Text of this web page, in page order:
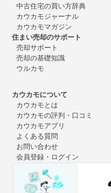
中古住宅の買い方辞典
カウカモジャーナル
カウカモマガジン
住まい売却のサポート
売却サポート
売却の基礎知識
ウルカモ
カウカモについて
カウカモとは
カウカモの評判・口コミ
カウカモアプリ
よくある質問
お問い合わせ
会員登録・ログイン